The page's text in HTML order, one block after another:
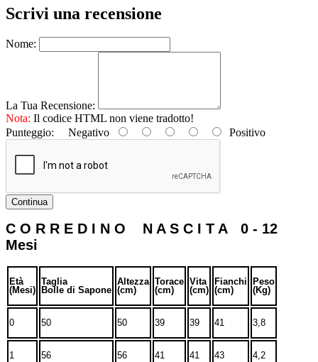
Scrivi una recensione
Nome:
La Tua Recensione:
Nota: Il codice HTML non viene tradotto!
Punteggio: Negativo Positivo
Continua
C O R R E D I N O N A S C I T A 0 - 12
Mesi
Età
(Mesi)
Taglia
Bolle di Sapone
Altezza
(cm)
Torace
(cm)
Vita
(cm)
Fianchi
(cm)
Peso
(Kg)
0 50 50 39 39 41 3,8
1 56 56 41 41 43 4,2